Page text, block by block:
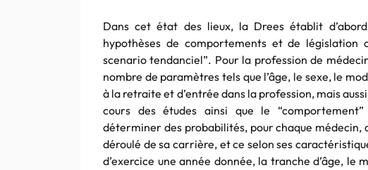
Dans cet état des lieux, la Drees établit
hypothèses de comportements et de législation
scenario tendanciel”. Pour la profession de
nombre de paramètres tels que l’âge, le sexe, le
à la retraite et d’entrée dans la profession, mais
cours des études ainsi que le
déterminer des probabilités, pour chaque médecin,
déroulé de sa carrière, et ce selon ses
d’exercice une année donnée, la tranche d’âge, le